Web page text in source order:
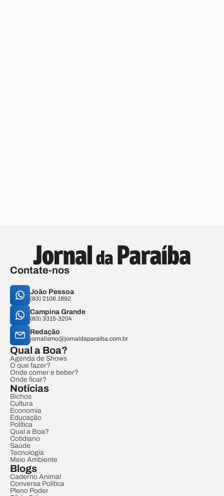
Contate-nos
João Pessoa
(83) 2106.1892
Campina Grande
(83) 3315-3204
Redação
jornalismo@jornaldaparaiba.com.br
Qual a Boa?
Agenda de Shows
O que fazer?
Onde comer e beber?
Onde ficar?
Notícias
Bichos
Cultura
Economia
Educação
Política
Qual a Boa?
Cotidiano
Saúde
Tecnologia
Meio Ambiente
Blogs
Caderno Animal
Conversa Política
Pleno Poder